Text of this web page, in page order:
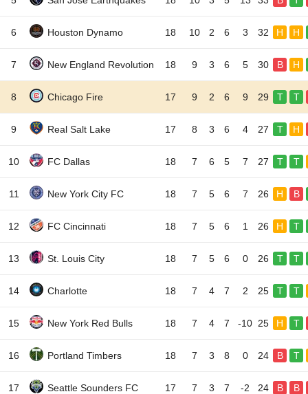
6 Houston Dynamo 18 10 2 6 3 32 H H
7 New England Revolution 18 9 3 6 5 30 B H
8 Chicago Fire 17 9 2 6 9 29 T T
9 Real Salt Lake 17 8 3 6 4 27 T H
10 FC Dallas 18 7 6 5 7 27 T T
11 New York City FC 18 7 5 6 7 26 H B
12 FC Cincinnati 18 7 5 6 1 26 H T
13 St. Louis City 18 7 5 6 0 26 T T
14 Charlotte 18 7 4 7 2 25 T T
15 New York Red Bulls 18 7 4 7 -10 25 H T
16 Portland Timbers 18 7 3 8 0 24 B T
17 Seattle Sounders FC 17 7 3 7 -2 24 B B